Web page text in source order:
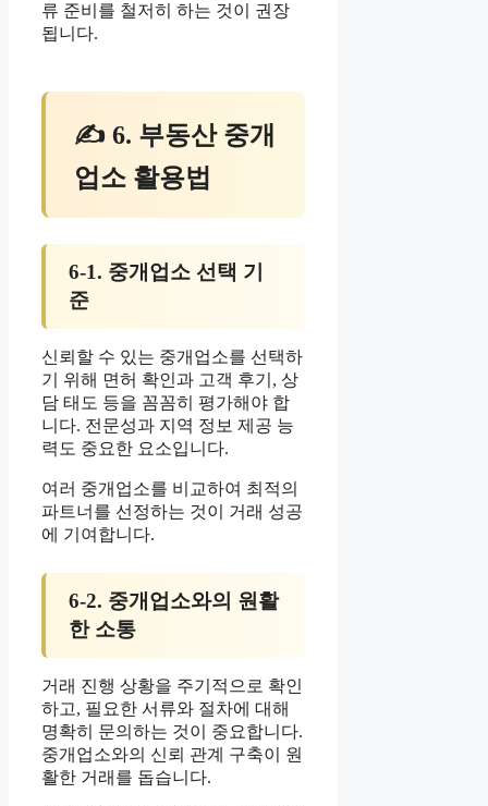
류 준비를 철저히 하는 것이 권장
됩니다.
✍ 6. 부동산 중개
업소 활용법
6-1. 중개업소 선택 기
준
신뢰할 수 있는 중개업소를 선택하
기 위해 면허 확인과 고객 후기, 상
담 태도 등을 꼼꼼히 평가해야 합
니다. 전문성과 지역 정보 제공 능
력도 중요한 요소입니다.
여러 중개업소를 비교하여 최적의
파트너를 선정하는 것이 거래 성공
에 기여합니다.
6-2. 중개업소와의 원활
한 소통
거래 진행 상황을 주기적으로 확인
하고, 필요한 서류와 절차에 대해
명확히 문의하는 것이 중요합니다.
중개업소와의 신뢰 관계 구축이 원
활한 거래를 돕습니다.